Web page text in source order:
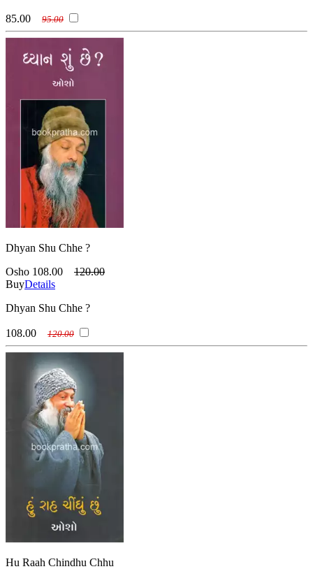
85.00 95.00
Dhyan Shu Chhe ?
Osho 108.00
120.00
BuyDetails
Dhyan Shu Chhe ?
108.00 120.00
Hu Raah Chindhu Chhu